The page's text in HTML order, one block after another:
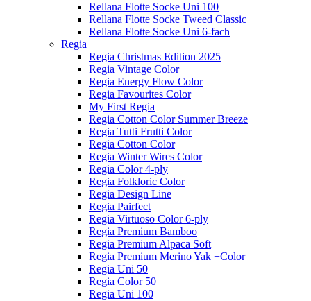
Rellana Flotte Socke Uni 100
Rellana Flotte Socke Tweed Classic
Rellana Flotte Socke Uni 6-fach
Regia
Regia Christmas Edition 2025
Regia Vintage Color
Regia Energy Flow Color
Regia Favourites Color
My First Regia
Regia Cotton Color Summer Breeze
Regia Tutti Frutti Color
Regia Cotton Color
Regia Winter Wires Color
Regia Color 4-ply
Regia Folkloric Color
Regia Design Line
Regia Pairfect
Regia Virtuoso Color 6-ply
Regia Premium Bamboo
Regia Premium Alpaca Soft
Regia Premium Merino Yak +Color
Regia Uni 50
Regia Color 50
Regia Uni 100